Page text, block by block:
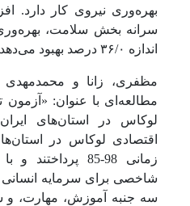
بهره‌وری نیروی کار دارد.
سرانه بخش سلامت،
اندازه ۳۶/۰ درصد بهبود می‌دهد.
مطالعه‌ای با عنوان:
لوکاس در استان‌های
اقتصادی لوکاس در
زمانی 98-85
شاخصی برای سرمایه انسانی
سه جنبه آموزش، مهارت، و